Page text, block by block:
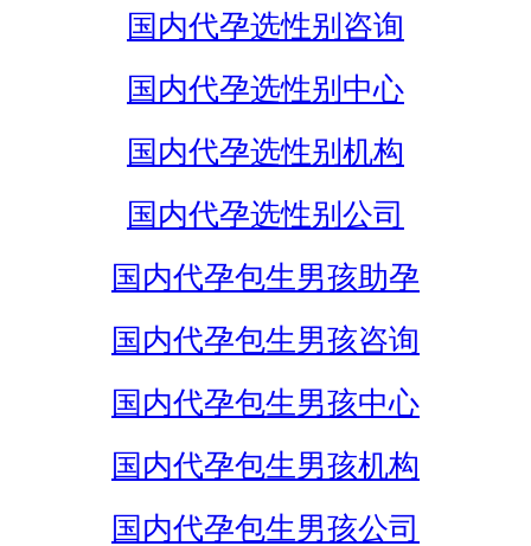
国内代孕选性别咨询
国内代孕选性别中心
国内代孕选性别机构
国内代孕选性别公司
国内代孕包生男孩助孕
国内代孕包生男孩咨询
国内代孕包生男孩中心
国内代孕包生男孩机构
国内代孕包生男孩公司